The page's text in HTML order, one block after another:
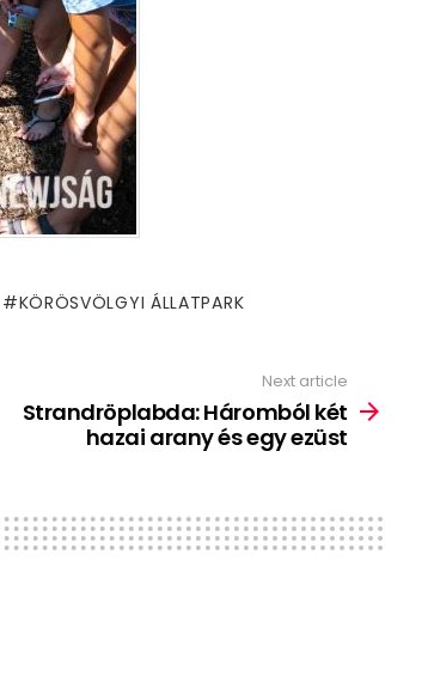
KÖRÖSVÖLGYI ÁLLATPARK
Next article
Strandröplabda: Háromból két
hazai arany és egy ezüst